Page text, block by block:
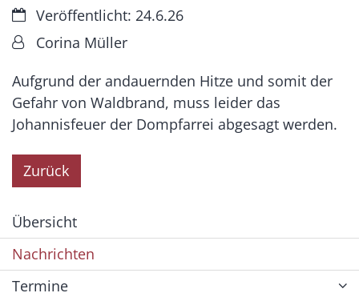
Datum:Veröffentlicht: 24.6.26
Von:Corina Müller
Aufgrund der andauernden Hitze und somit der
Gefahr von Waldbrand, muss leider das
Johannisfeuer der Dompfarrei abgesagt werden.
Zurück
Übersicht
Nachrichten
Termine